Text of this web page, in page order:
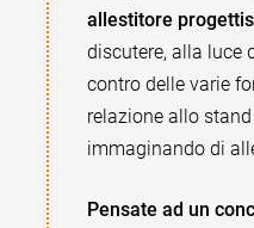
allestitore
discutere, alla luce
contro delle varie
relazione allo
immaginando di
Pensate ad un